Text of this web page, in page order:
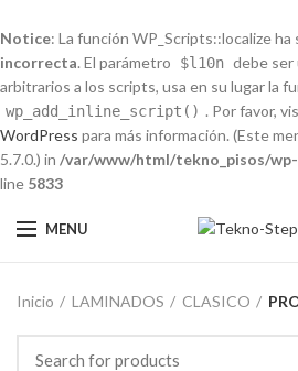
Notice: La función WP_Scripts::localize ha
incorrecta. El parámetro $l10n debe ser
arbitrarios a los scripts, usa en su lugar la
wp_add_inline_script() . Por favor,
WordPress para más información. (Este
5.7.0.) in /var/www/html/tekno_pisos/
line 5833
MENU
Inicio LAMINADOS CLASICO